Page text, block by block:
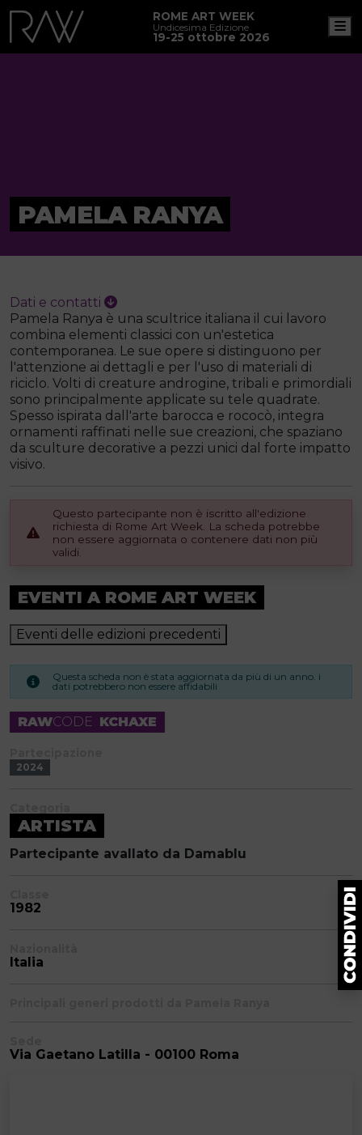
ROME ART WEEK
Undicesima Edizione
19-25 ottobre 2026
PAMELA RANYA
Dati e contatti
Pamela Ranya è una scultrice italiana il cui lavoro
combina elementi classici con un'estetica
contemporanea. Le sue opere si distinguono per
l'attenzione ai dettagli e per l'uso di materiali di
riciclo. Volti di creature androgine, tribali e primordiali
sono principalmente applicate su tele quadrate.
Spesso ispirata dall'arte barocca e rococò, integra
ornamenti raffinati nelle sue creazioni, che spaziano
da sculture decorative a pezzi unici dal forte impatto
visivo.
Questo partecipante non è iscritto all'edizione
richiesta di Rome Art Week. La scheda potrebbe
non essere aggiornata o contenere dati non più
validi.
EVENTI A ROME ART WEEK
Eventi delle edizioni precedenti
Questa scheda non è stata aggiornata da più di un anno. i
dati potrebbero non essere affidabili
RAWCODE KCHAXE
2024
ARTISTA
Partecipante avallato da Damablu
1982
Italia
Via Gaetano Latilla - 00100 Roma